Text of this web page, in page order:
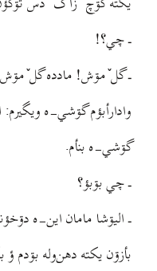
ـ چي؟!
ـ گل ٚمۊش! مادده گل
وادارأبؤم گۊشي-ه
گۊشي-ه بنأم.
ـ چي بۊبؤ؟
ـ الیۊشا مامان این-ه
بأزۊن یکته دهن‌وله بۊدم ؤ